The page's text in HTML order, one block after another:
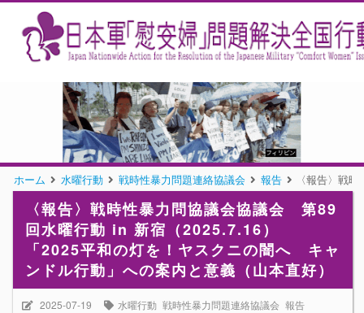
ホーム 水曜行動 戦時性暴力問題連絡協議会 報告 〈報告〉戦
〈報告〉戦時性暴力問協議会協議会 第89
回水曜行動 in 新宿（2025.7.16）
「2025平和の灯を！ヤスクニの闇へ キャ
ンドル行動」への案内と意義（山本直好）
2025-07-19 水曜行動 戦時性暴力問題連絡協議会 報告